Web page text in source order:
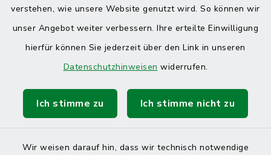
verstehen, wie unsere Website genutzt wird. So können wir
unser Angebot weiter verbessern. Ihre erteilte Einwilligung
hierfür können Sie jederzeit über den Link in unseren
Datenschutzhinweisen widerrufen.
Ich stimme zu Ich stimme nicht zu
Wir weisen darauf hin, dass wir technisch notwendige